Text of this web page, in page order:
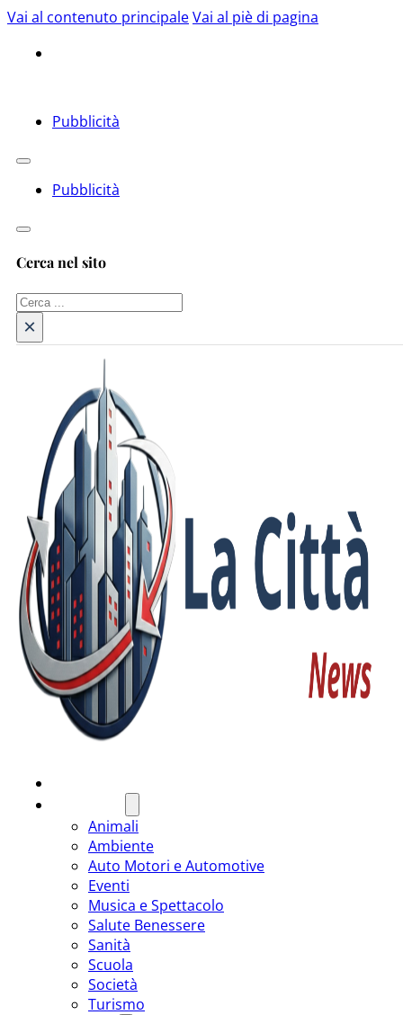
Vai al contenuto principaleVai al piè di pagina
Pubblicità
Pubblicità
Cerca nel sito
Cerca
×
Animali
Ambiente
Auto Motori e Automotive
Eventi
Musica e Spettacolo
Salute Benessere
Sanità
Scuola
Società
Turismo